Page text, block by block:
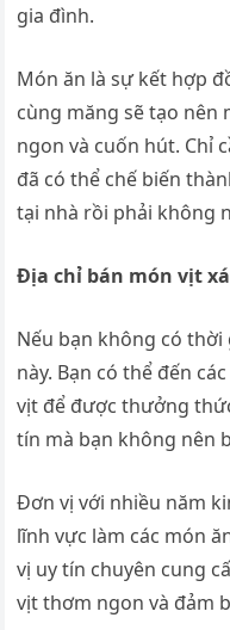
gia đình.
Món ăn là sự kết hợp
cùng măng sẽ tạo
ngon và cuốn hút. Chỉ
đã có thể chế biến
tại nhà rồi phải không
Địa chỉ bán món vịt
Nếu bạn không có thời
này. Bạn có thể đến
vịt để được thưởng
tín mà bạn không nên
Đơn vị với nhiều năm
lĩnh vực làm các món
vị uy tín chuyên cung
vịt thơm ngon và đảm